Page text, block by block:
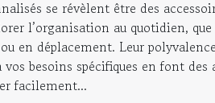
se révèlent être des
l’organisation au quotidien,
en déplacement. Leur
vos besoins spécifiques en font des
facilement...